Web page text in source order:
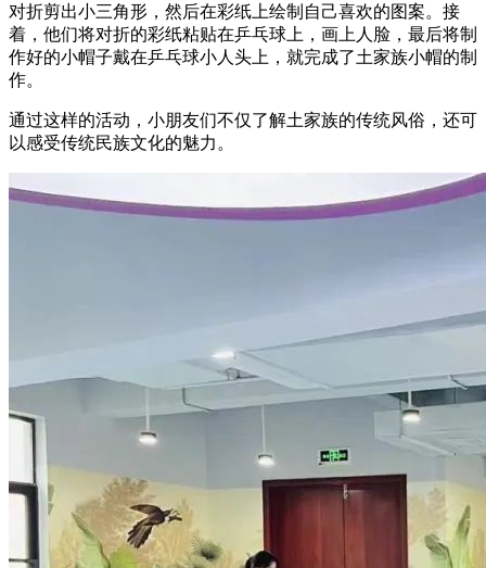
对折剪出小三角形，然后在彩纸上绘制自己喜欢的图案。接
着，他们将对折的彩纸粘贴在乒乓球上，画上人脸，最后将制
作好的小帽子戴在乒乓球小人头上，就完成了土家族小帽的制
作。
通过这样的活动，小朋友们不仅了解土家族的传统风俗，还可
以感受传统民族文化的魅力。